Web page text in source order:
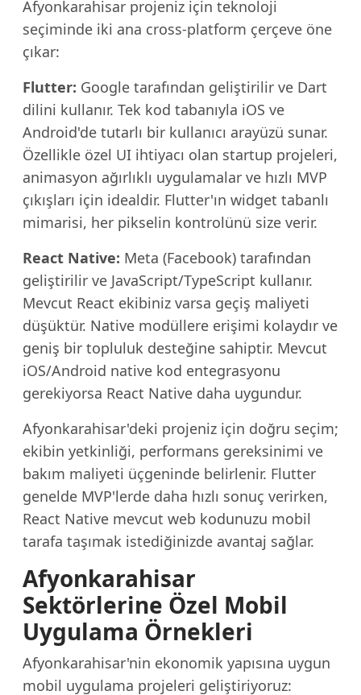
Afyonkarahisar projeniz için teknoloji
seçiminde iki ana cross-platform çerçeve öne
çıkar:
Flutter: Google tarafından geliştirilir ve Dart
dilini kullanır. Tek kod tabanıyla iOS ve
Android'de tutarlı bir kullanıcı arayüzü sunar.
Özellikle özel UI ihtiyacı olan startup projeleri,
animasyon ağırlıklı uygulamalar ve hızlı MVP
çıkışları için idealdir. Flutter'ın widget tabanlı
mimarisi, her pikselin kontrolünü size verir.
React Native: Meta (Facebook) tarafından
geliştirilir ve JavaScript/TypeScript kullanır.
Mevcut React ekibiniz varsa geçiş maliyeti
düşüktür. Native modüllere erişimi kolaydır ve
geniş bir topluluk desteğine sahiptir. Mevcut
iOS/Android native kod entegrasyonu
gerekiyorsa React Native daha uygundur.
Afyonkarahisar'deki projeniz için doğru seçim;
ekibin yetkinliği, performans gereksinimi ve
bakım maliyeti üçgeninde belirlenir. Flutter
genelde MVP'lerde daha hızlı sonuç verirken,
React Native mevcut web kodunuzu mobil
tarafa taşımak istediğinizde avantaj sağlar.
Afyonkarahisar
Sektörlerine Özel Mobil
Uygulama Örnekleri
Afyonkarahisar'nin ekonomik yapısına uygun
mobil uygulama projeleri geliştiriyoruz: